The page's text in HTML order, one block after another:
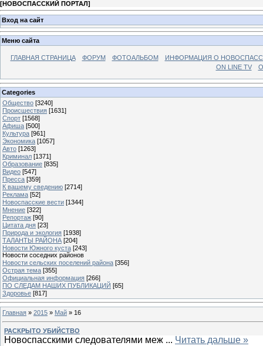
[НОВОСПАССКИЙ ПОРТАЛ]
Вход на сайт
Меню сайта
ГЛАВНАЯ СТРАНИЦА ФОРУМ ФОТОАЛЬБОМ
ИНФОРМАЦИЯ О
ON LINE TV
Categories
Общество [3240]
Происшествия [1631]
Спорт [1568]
Афиша [500]
Культура [961]
Экономика [1057]
Авто [1263]
Криминал [1371]
Образование [835]
Видео [547]
Пресса [359]
К вашему сведению [2714]
Реклама [52]
Новоспасские вести [1344]
Мнение [322]
Репортаж [90]
Цитата дня [23]
Природа и экология [1938]
ТАЛАНТЫ РАЙОНА [204]
Новости Южного куста [243]
Новости соседних районов
Новости сельских поселений района [356]
Острая тема [355]
Официальная информация [266]
ПО СЛЕДАМ НАШИХ ПУБЛИКАЦИЙ [65]
Здоровье [817]
Главная » 2015 » Май » 16
РАСКРЫТО УБИЙСТВО
Новоспасскими следователями меж ... Читать дальше »